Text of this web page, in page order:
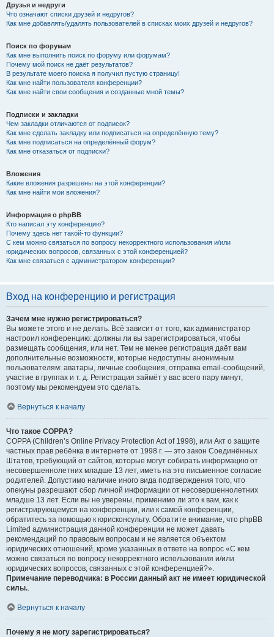
Друзья и недруги
Что означают списки друзей и недругов?
Как мне добавлять/удалять пользователей в списках моих друзей и недругов?
Поиск по форумам
Как мне выполнить поиск по форуму или форумам?
Почему мой поиск не даёт результатов?
В результате моего поиска я получил пустую страницу!
Как мне найти пользователя конференции?
Как мне найти свои сообщения и созданные мной темы?
Подписки и закладки
Чем закладки отличаются от подписок?
Как мне сделать закладку или подписаться на определённую тему?
Как мне подписаться на определённый форум?
Как мне отказаться от подписки?
Вложения
Какие вложения разрешены на этой конференции?
Как мне найти мои вложения?
Информация о phpBB
Кто написал эту конференцию?
Почему здесь нет такой-то функции?
С кем можно связаться по вопросу некорректного использования и/или
юридических вопросов, связанных с этой конференцией?
Как мне связаться с администратором конференции?
Вход на конференцию и регистрация
Зачем мне нужно регистрироваться?
Вы можете этого и не делать. Всё зависит от того, как администратор
настроил конференцию: должны ли вы зарегистрироваться, чтобы
размещать сообщения, или нет. Тем не менее регистрация даёт вам
дополнительные возможности, которые недоступны анонимным
пользователям: аватары, личные сообщения, отправка email-сообщений,
участие в группах и т. д. Регистрация займёт у вас всего пару минут,
поэтому мы рекомендуем это сделать.
Вернуться к началу
Что такое COPPA?
COPPA (Children’s Online Privacy Protection Act of 1998), или Акт о защите
частных прав ребёнка в интернете от 1998 г. — это закон Соединённых
Штатов, требующий от сайтов, которые могут собирать информацию от
несовершеннолетних младше 13 лет, иметь на это письменное согласие
родителей. Допустимо наличие иного вида подтверждения того, что
опекуны разрешают сбор личной информации от несовершеннолетних
младше 13 лет. Если вы не уверены, применимо ли это к вам, как к
регистрирующемуся на конференции, или к самой конференции,
обратитесь за помощью к юрисконсульту. Обратите внимание, что phpBB
Limited администрация данной конференции не может давать
рекомендаций по правовым вопросам и не является объектом
юридических отношений, кроме указанных в ответе на вопрос «С кем
можно связаться по вопросу некорректного использования и/или
юридических вопросов, связанных с этой конференцией?».
Примечание переводчика: в России данный акт не имеет юридической
силы..
Вернуться к началу
Почему я не могу зарегистрироваться?